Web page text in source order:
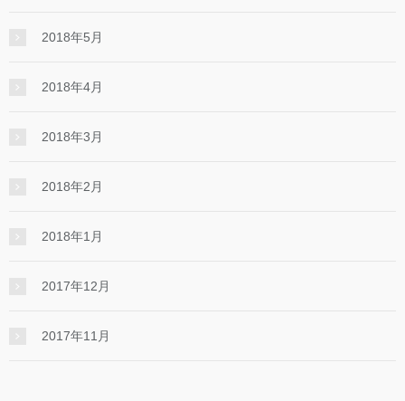
2018年5月
2018年4月
2018年3月
2018年2月
2018年1月
2017年12月
2017年11月